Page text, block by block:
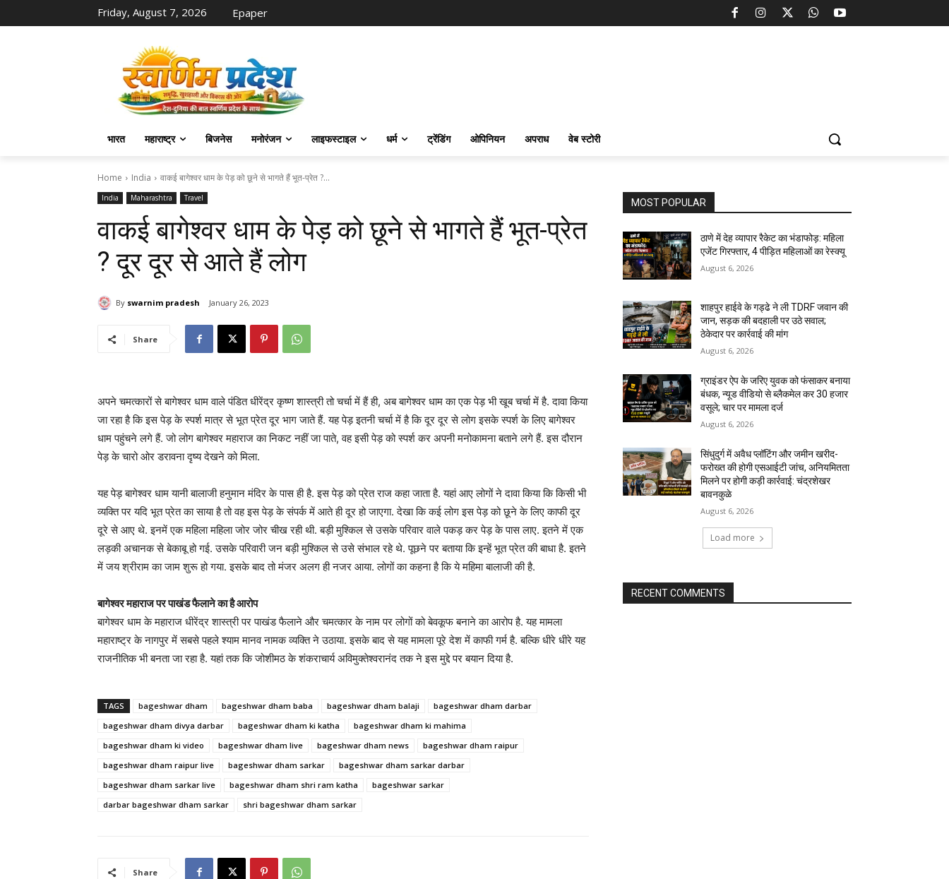
Friday, August 7, 2026 Epaper
भारत महाराष्ट्र बिजनेस मनोरंजन लाइफस्‍टाइल धर्म ट्रेंडिंग ओपिनियन अपराध वेब स्टोरी
Home India वाकई बागेश्वर धाम के पेड़ को छूने से भागते हैं भूत-प्रेत ?...
India Maharashtra Travel
वाकई बागेश्वर धाम के पेड़ को छूने से भागते हैं भूत-प्रेत
? दूर दूर से आते हैं लोग
By swarnim pradesh January 26, 2023
Share
अपने चमत्कारों से बागेश्वर धाम वाले पंडित धीरेंद्र कृष्ण शास्त्री तो चर्चा में हैं ही, अब बागेश्वर धाम का एक पेड़ भी खूब चर्चा में है. दावा किया
जा रहा है कि इस पेड़ के स्पर्श मात्र से भूत प्रेत दूर भाग जाते हैं. यह पेड़ इतनी चर्चा में है कि दूर दूर से लोग इसके स्पर्श के लिए बागेश्वर
धाम पहुंचने लगे हैं. जो लोग बागेश्वर महाराज का निकट नहीं जा पाते, वह इसी पेड़ को स्पर्श कर अपनी मनोकामना बताने लगे हैं. इस दौरान
पेड़ के चारो ओर डरावना दृष्य देखने को मिला.
यह पेड़ बागेश्वर धाम यानी बालाजी हनुमान मंदिर के पास ही है. इस पेड़ को प्रेत राज कहा जाता है. यहां आए लोगों ने दावा किया कि किसी भी
व्यक्ति पर यदि भूत प्रेत का साया है तो वह इस पेड़ के संपर्क में आते ही दूर हो जाएगा. देखा कि कई लोग इस पेड़ को छूने के लिए काफी दूर
दूरे से आए थे. इनमें एक महिला महिला जोर जोर चीख रही थी. बड़ी मुश्किल से उसके परिवार वाले पकड़ कर पेड़ के पास लाए. इतने में एक
लड़की अचानक से बेकाबू हो गई. उसके परिवारी जन बड़ी मुश्किल से उसे संभाल रहे थे. पूछने पर बताया कि इन्हें भूत प्रेत की बाधा है. इतने
में जय श्रीराम का जाम शुरू हो गया. इसके बाद तो मंजर अलग ही नजर आया. लोगों का कहना है कि ये महिमा बालाजी की है.
बागेश्वर महाराज पर पाखंड फैलाने का है आरोप
बागेश्वर धाम के महाराज धीरेंद्र शास्त्री पर पाखंड फैलाने और चमत्कार के नाम पर लोगों को बेवकूफ बनाने का आरोप है. यह मामला
महाराष्ट्र के नागपुर में सबसे पहले श्याम मानव नामक व्यक्ति ने उठाया. इसके बाद से यह मामला पूरे देश में काफी गर्म है. बल्कि धीरे धीरे यह
राजनीतिक भी बनता जा रहा है. यहां तक कि जोशीमठ के शंकराचार्य अविमुक्तेश्वरानंद तक ने इस मुद्दे पर बयान दिया है.
TAGS bageshwar dham bageshwar dham baba bageshwar dham balaji
bageshwar dham darbar
bageshwar dham divya darbar
bageshwar dham ki katha
bageshwar dham ki mahima
bageshwar dham ki video
bageshwar dham live bageshwar dham news
bageshwar dham raipur
bageshwar dham raipur live
bageshwar dham sarkar
bageshwar dham sarkar darbar
bageshwar dham sarkar live
bageshwar dham shri ram katha
bageshwar sarkar
darbar bageshwar dham sarkar
shri bageshwar dham sarkar
Share
MOST POPULAR
ठाणे में देह व्यापार रैकेट का भंडाफोड़: महिला
एजेंट गिरफ्तार, 4 पीड़ित महिलाओं का रेस्क्यू
August 6, 2026
शाहपुर हाईवे के गड्ढे ने ली TDRF जवान की
जान, सड़क की बदहाली पर उठे सवाल;
ठेकेदार पर कार्रवाई की मांग
August 6, 2026
ग्राइंडर ऐप के जरिए युवक को फंसाकर बनाया
बंधक, न्यूड वीडियो से ब्लैकमेल कर ₹30 हजार
वसूले; चार पर मामला दर्ज
August 6, 2026
सिंधुदुर्ग में अवैध प्लॉटिंग और जमीन खरीद-
फरोख्त की होगी एसआईटी जांच, अनियमितता
मिलने पर होगी कड़ी कार्रवाई: चंद्रशेखर
बावनकुळे
August 6, 2026
Load more
RECENT COMMENTS